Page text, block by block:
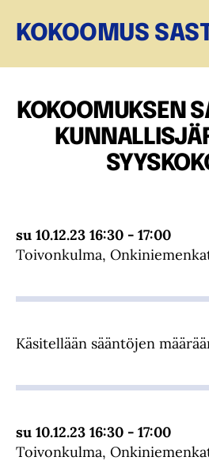
KOKOOMUS
KOKOOMUKSEN
su 10.12.23 16:30 - 17:00
Toivonkulma,
Käsitellään sääntöjen
su 10.12.23 16:30 - 17:00
Toivonkulma,